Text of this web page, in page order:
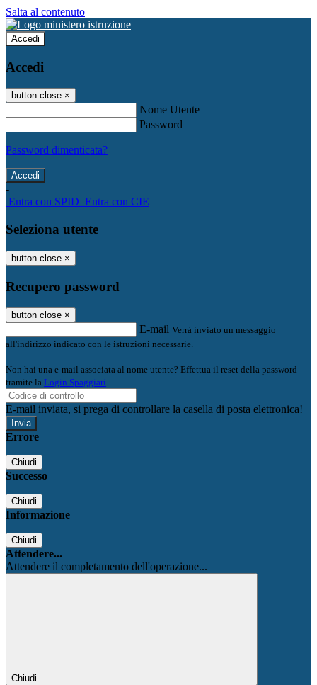
Salta al contenuto
Accedi
Accedi
button close ×
Nome Utente
Password
Password dimenticata?
-
Entra con SPID Entra con CIE
Seleziona utente
button close ×
Recupero password
button close ×
E-mail Verrà inviato un messaggio
all'indirizzo indicato con le istruzioni necessarie.
Non hai una e-mail associata al nome utente? Effettua il reset della password
tramite la Login Spaggiari
E-mail inviata, si prega di controllare la casella di posta elettronica!
Errore
Chiudi
Successo
Chiudi
Informazione
Chiudi
Attendere...
Attendere il completamento dell'operazione...
Chiudi